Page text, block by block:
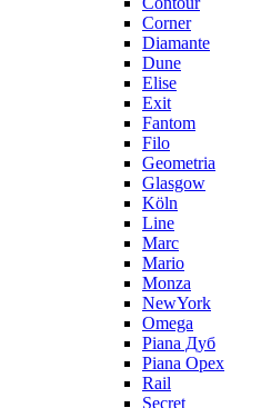
Corner
Diamante
Dune
Elise
Exit
Fantom
Filo
Geometria
Glasgow
Köln
Line
Marc
Mario
Monza
NewYork
Omega
Piana Дуб
Piana Орех
Rail
Secret